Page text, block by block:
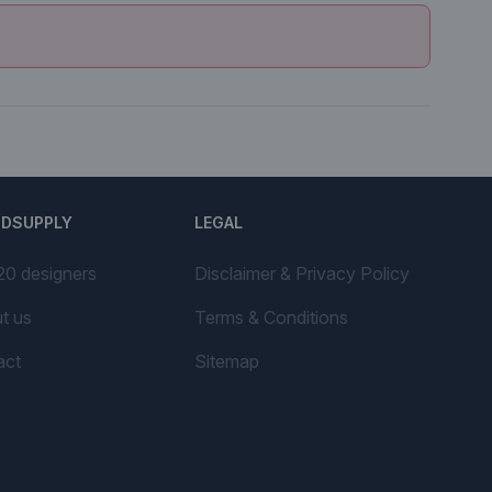
designers
us
LEGAL
Disclaimer & Privacy Policy
Terms & Conditions
Sitemap